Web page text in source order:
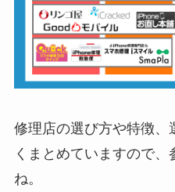
修理店の選び方や特徴、
くまとめていますので
ね。